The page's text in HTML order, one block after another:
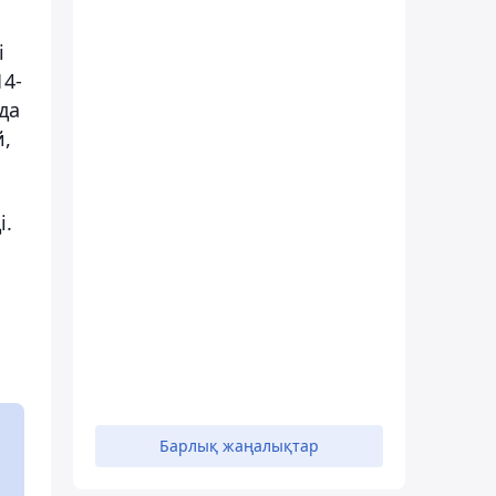
Барлық жаңалықтар